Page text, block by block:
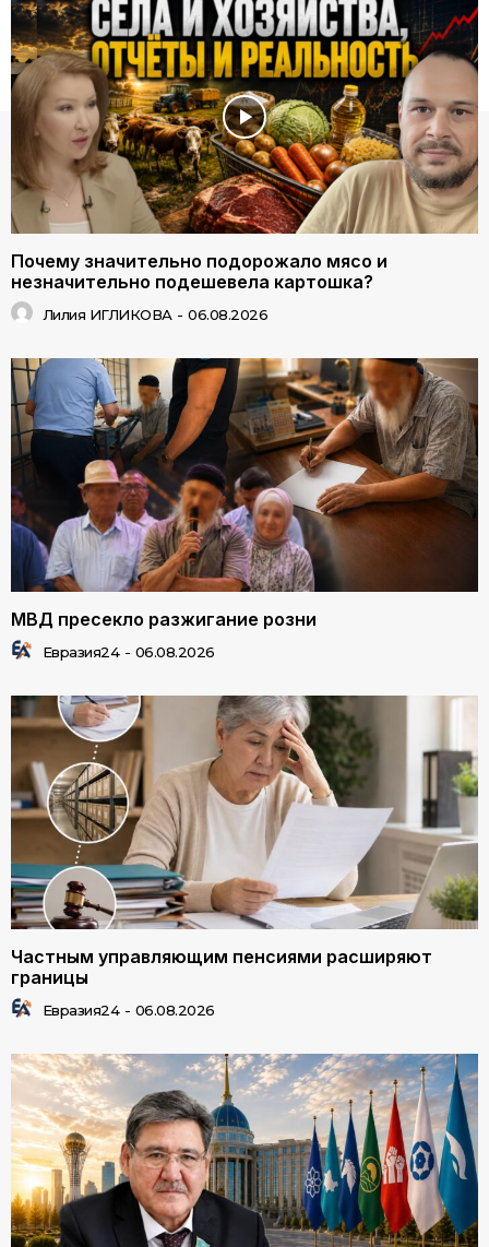
Почему значительно подорожало мясо и
незначительно подешевела картошка?
Лилия ИГЛИКОВА - 06.08.2026
МВД пресекло разжигание розни
Евразия24 - 06.08.2026
Частным управляющим пенсиями расширяют
границы
Евразия24 - 06.08.2026